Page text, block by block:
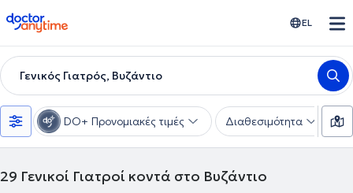
doctoranytime EL
Γενικός Γιατρός, Βυζάντιο
DO+ Προνομιακές τιμές Διαθεσιμότητα
29 Γενικοί Γιατροί κοντά στο Βυζάντιο